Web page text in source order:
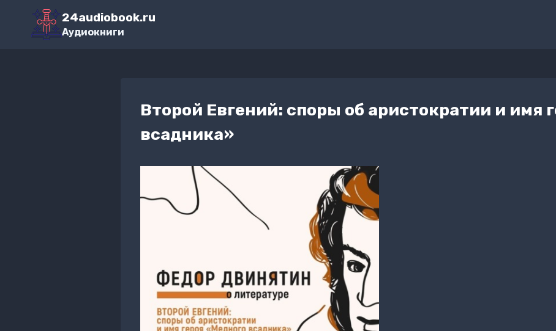
Перейти
содержимому
24audiobook.ru
Аудиокниги
Второй Евгений: споры об аристократии и имя
всадника»